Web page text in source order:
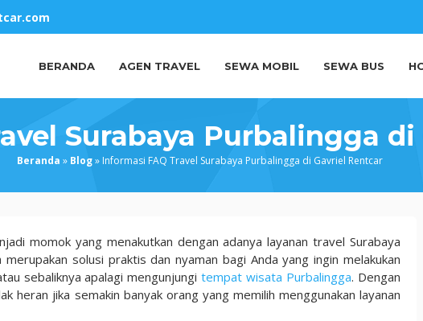
BERANDA AGEN TRAVEL SEWA MOBIL SEWA BUS
Surabaya Purbalingga
Beranda » Blog» Informasi FAQ Travel Surabaya Purbalingga di Gavriel Rentcar
momok yang menakutkan dengan adanya layanan travel Surabaya
solusi praktis dan nyaman bagi Anda yang ingin melakukan
sebaliknya apalagi mengunjungitempat wisata Purbalingga. Dengan
heran jika semakin banyak orang yang memilih menggunakan layanan